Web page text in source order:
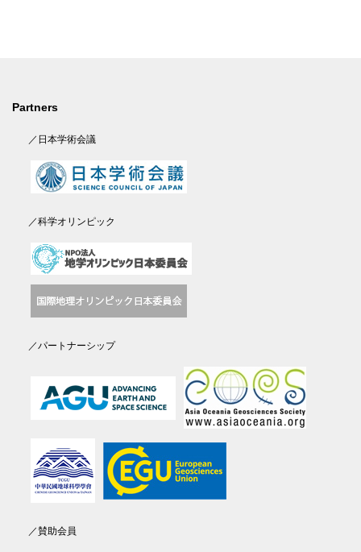
Partners
／日本学術会議
／科学オリンピック
／パートナーシップ
／賛助会員